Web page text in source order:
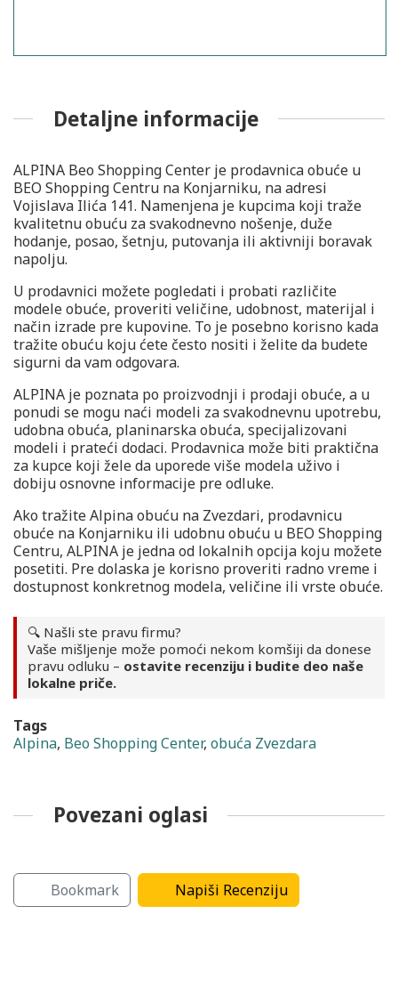
Detaljne informacije
ALPINA Beo Shopping Center je prodavnica obuće u
BEO Shopping Centru na Konjarniku, na adresi
Vojislava Ilića 141. Namenjena je kupcima koji traže
kvalitetnu obuću za svakodnevno nošenje, duže
hodanje, posao, šetnju, putovanja ili aktivniji boravak
napolju.
U prodavnici možete pogledati i probati različite
modele obuće, proveriti veličine, udobnost, materijal i
način izrade pre kupovine. To je posebno korisno kada
tražite obuću koju ćete često nositi i želite da budete
sigurni da vam odgovara.
ALPINA je poznata po proizvodnji i prodaji obuće, a u
ponudi se mogu naći modeli za svakodnevnu upotrebu,
udobna obuća, planinarska obuća, specijalizovani
modeli i prateći dodaci. Prodavnica može biti praktična
za kupce koji žele da uporede više modela uživo i
dobiju osnovne informacije pre odluke.
Ako tražite Alpina obuću na Zvezdari, prodavnicu
obuće na Konjarniku ili udobnu obuću u BEO Shopping
Centru, ALPINA je jedna od lokalnih opcija koju možete
posetiti. Pre dolaska je korisno proveriti radno vreme i
dostupnost konkretnog modela, veličine ili vrste obuće.
🔍 Našli ste pravu firmu?
Vaše mišljenje može pomoći nekom komšiji da donese
pravu odluku – ostavite recenziju i budite deo naše
lokalne priče.
Tags
Alpina, Beo Shopping Center, obuća Zvezdara
Povezani oglasi
Bookmark Napiši Recenziju